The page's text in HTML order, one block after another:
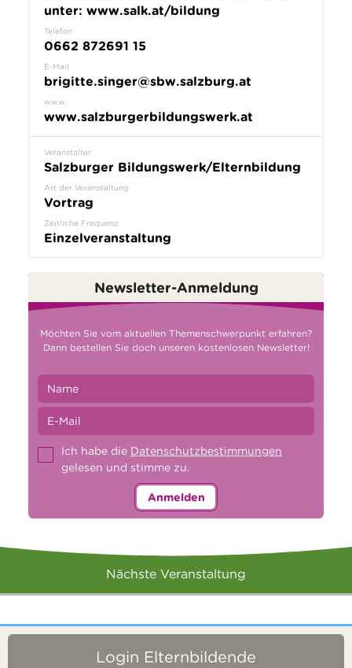
unter: www.salk.at/bildung
Telefon
0662 872691 15
E-Mail
brigitte.singer@sbw.salzburg.at
www
www.salzburgerbildungswerk.at
Veranstalter
Salzburger Bildungswerk/Elternbildung
Art der Veranstaltung
Vortrag
Zeitliche Frequenz
Einzelveranstaltung
Newsletter-Anmeldung
Möchten Sie vom aktuellen Themenschwerpunkt erfahren?
Dann bestellen Sie doch unseren kostenlosen Newsletter!
Ich habe die Datenschutzbestimmungen
gelesen und stimme zu.
Anmelden
Nächste Veranstaltung
Login Elternbildende